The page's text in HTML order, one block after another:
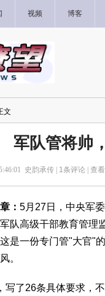
视频 博客
文
军队管将帅
史韵承传 | 1条评论 | 查
： 5月27日，中央军
队高级干部教育管理
是一份专门管"大官"
。
写了26条具体要求，